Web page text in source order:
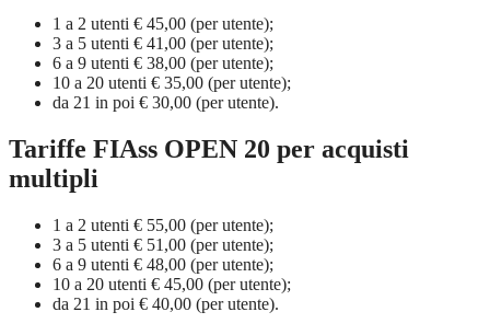
1 a 2 utenti € 45,00 (per utente);
3 a 5 utenti € 41,00 (per utente);
6 a 9 utenti € 38,00 (per utente);
10 a 20 utenti € 35,00 (per utente);
da 21 in poi € 30,00 (per utente).
Tariffe FIAss OPEN 20 per acquisti
multipli
1 a 2 utenti € 55,00 (per utente);
3 a 5 utenti € 51,00 (per utente);
6 a 9 utenti € 48,00 (per utente);
10 a 20 utenti € 45,00 (per utente);
da 21 in poi € 40,00 (per utente).